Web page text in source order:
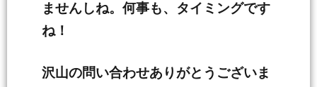
ませんしね。何事も、タイミングです
ね！
沢山の問い合わせありがとうございま